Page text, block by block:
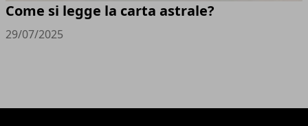
Come si legge la carta astrale?
29/07/2025